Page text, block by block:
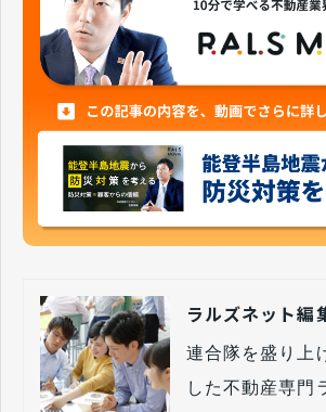
ラルズネット編
連合隊を盛り上
した不動産専門